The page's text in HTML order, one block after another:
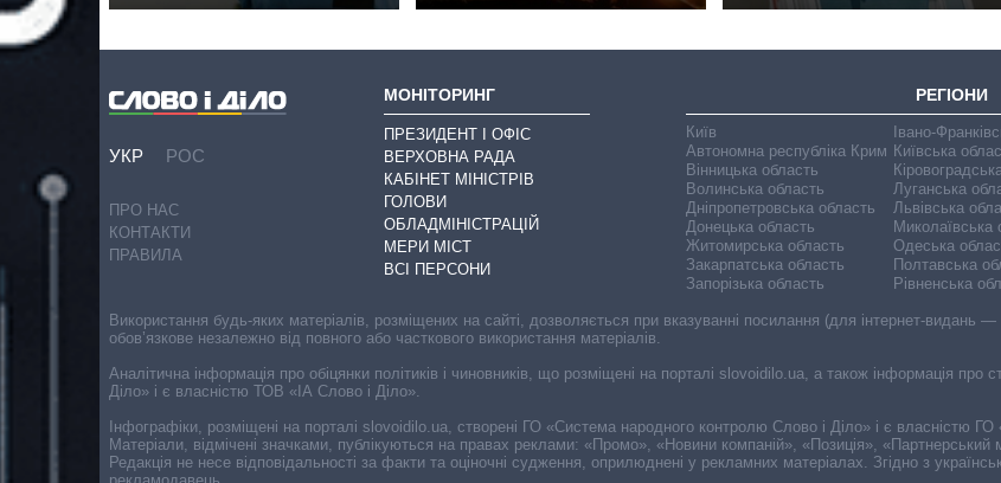
УКР РОС
ПРО НАС
КОНТАКТИ
ПРАВИЛА
МОНІТОРИНГ
ПРЕЗИДЕНТ І ОФІС
ВЕРХОВНА РАДА
КАБІНЕТ МІНІСТРІВ
ГОЛОВИ
ОБЛАДМІНІСТРАЦІЙ
МЕРИ МІСТ
ВСІ ПЕРСОНИ
РЕГІОНИ
Київ
Автономна республіка Крим
Вінницька область
Волинська область
Дніпропетровська область
Донецька область
Житомирська область
Закарпатська область
Запорізька область
Івано-
Київська
Луганська
Львівська
Миколаївська
Одеська
Полтавська
Рівненська
Використання будь-яких матеріалів, розміщених на сайті, дозволяється при вказуванні посилання (для інтернет-видань
обов’язкове незалежно від повного або часткового використання матеріалів.
Аналітична інформація про обіцянки політиків і чиновників, що розміщені на порталі slovoidilo.ua, а також інформація
Діло» і є власністю ТОВ «ІА Слово і Діло».
Інфографіки, розміщені на порталі slovoidilo.ua, створені ГО «Система народного контролю Слово і Діло» і є власністю
Матеріали, відмічені значками, публікуються на правах реклами: «Промо», «Новини компаній», «Позиція», «Партнерський
Редакція не несе відповідальності за факти та оціночні судження, оприлюднені у рекламних матеріалах. Згідно з